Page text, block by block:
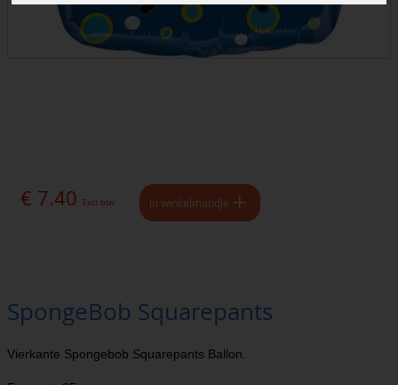
€ 7.40 Excl. btw In winkelmandje
SpongeBob Squarepants
Vierkante Spongebob Squarepants Ballon.